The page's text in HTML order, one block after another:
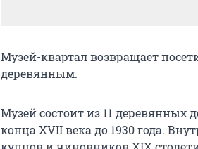
Музей-квартал возвращает
деревянным.
Музей состоит из 11 деревянных
конца XVII века до 1930 года.